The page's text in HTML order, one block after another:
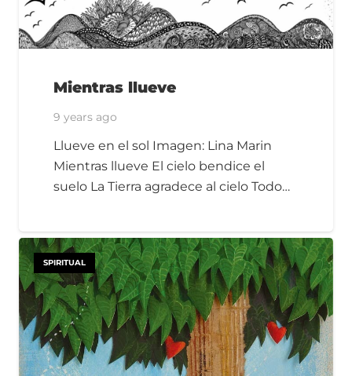
Mientras llueve
9 years ago
Llueve en el sol Imagen: Lina Marin
Mientras llueve El cielo bendice el
suelo La Tierra agradece al cielo Todo…
SPIRITUAL